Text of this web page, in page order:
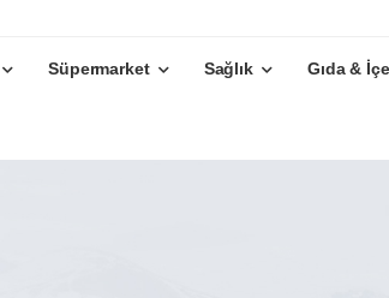
Süpermarket Sağlık Gıda &